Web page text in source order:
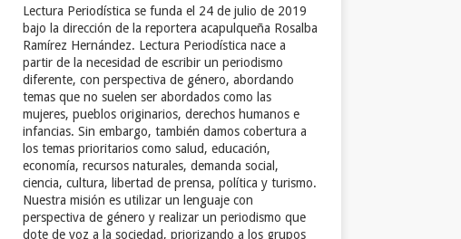
Lectura Periodística se funda el 24 de julio de 2019
bajo la dirección de la reportera acapulqueña Rosalba
Ramírez Hernández. Lectura Periodística nace a
partir de la necesidad de escribir un periodismo
diferente, con perspectiva de género, abordando
temas que no suelen ser abordados como las
mujeres, pueblos originarios, derechos humanos e
infancias. Sin embargo, también damos cobertura a
los temas prioritarios como salud, educación,
economía, recursos naturales, demanda social,
ciencia, cultura, libertad de prensa, política y turismo.
Nuestra misión es utilizar un lenguaje con
perspectiva de género y realizar un periodismo que
dote de voz a la sociedad, priorizando a los grupos